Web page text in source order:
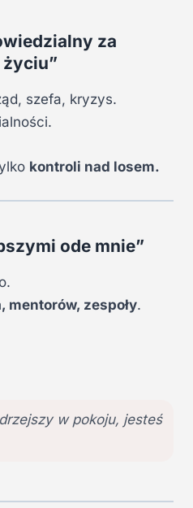
za
szefa, kryzys.
kontroli nad losem.
ode mnie”
mentorów, zespoły.
w pokoju, jesteś